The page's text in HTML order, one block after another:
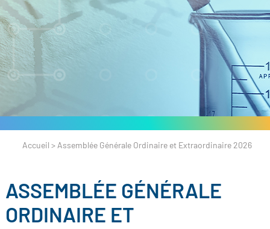
Accueil > Assemblée Générale Ordinaire et Extraordinaire 2026
ASSEMBLÉE GÉNÉRALE
ORDINAIRE ET